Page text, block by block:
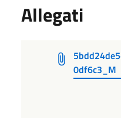
Allegati
0df6c3_M